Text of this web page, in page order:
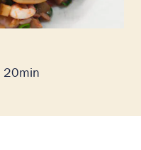
20min